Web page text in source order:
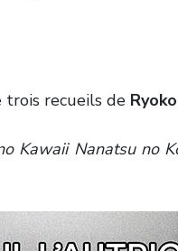
trois recueils de
Kawaii Nanatsu no